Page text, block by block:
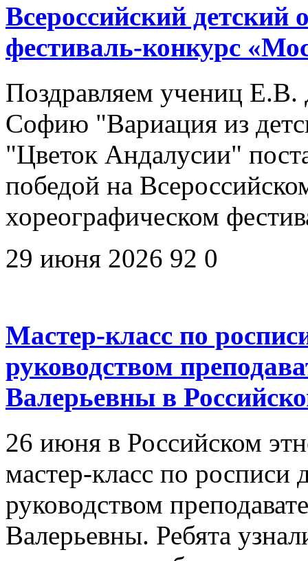
Всероссийский
фестиваль-конкурс
Поздравляем учениц Е.В.
Софию "Вариация из
"Цветок Андалусии"
победой на
хореографическом
29 июня 2026 92 0
Мастер-класс по
руководством
Валерьевны в
26 июня в Российском
мастер-класс по
руководством
Валерьевны. Ребята